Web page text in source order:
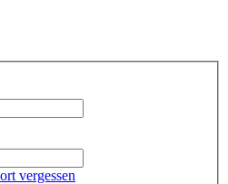
vergessen